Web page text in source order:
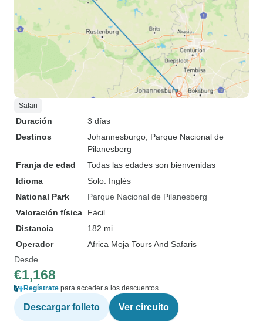
Safari
Duración
3 días
Destinos
Johannesburgo , Parque Nacional de
Pilanesberg
Franja de edad
Todas las edades son bienvenidas
Idioma
Solo: Inglés
National Park
Parque Nacional de Pilanesberg
Valoración física
Fácil
Distancia
182 mi
Operador
Africa Moja Tours And Safaris
Desde
€1,168
Regístrate para acceder a los descuentos
Descargar folleto Ver circuito